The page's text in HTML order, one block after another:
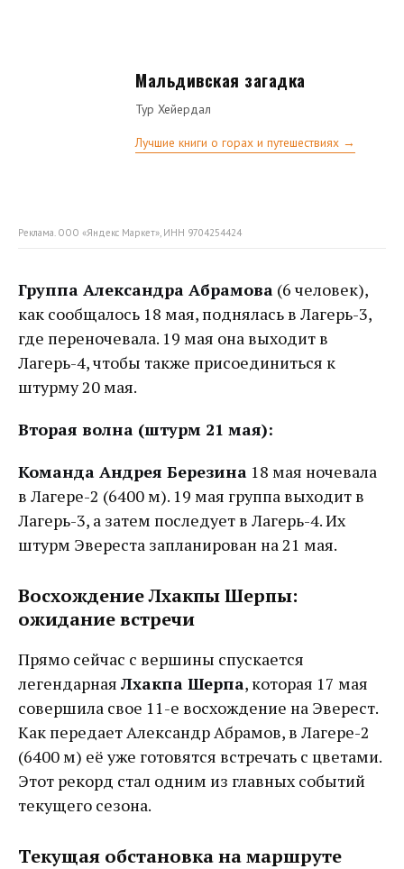
Мальдивская загадка
Тур Хейердал
Лучшие книги о горах и путешествиях →
Реклама. ООО «Яндекс Маркет», ИНН 9704254424
Группа Александра Абрамова (6 человек),
как сообщалось 18 мая, поднялась в Лагерь-3,
где переночевала. 19 мая она выходит в
Лагерь-4, чтобы также присоединиться к
штурму 20 мая.
Вторая волна (штурм 21 мая):
Команда Андрея Березина 18 мая ночевала
в Лагере-2 (6400 м). 19 мая группа выходит в
Лагерь-3, а затем последует в Лагерь-4. Их
штурм Эвереста запланирован на 21 мая.
Восхождение Лхакпы Шерпы:
ожидание встречи
Прямо сейчас с вершины спускается
легендарная Лхакпа Шерпа, которая 17 мая
совершила свое 11-е восхождение на Эверест.
Как передает Александр Абрамов, в Лагере-2
(6400 м) её уже готовятся встречать с цветами.
Этот рекорд стал одним из главных событий
текущего сезона.
Текущая обстановка на маршруте